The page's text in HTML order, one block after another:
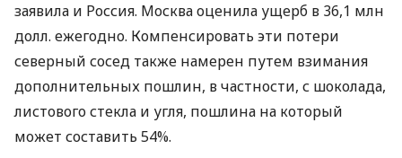
заявила и Россия. Москва оценила ущерб в 36,1 млн
долл. ежегодно. Компенсировать эти потери
северный сосед также намерен путем взимания
дополнительных пошлин, в частности, с шоколада,
листового стекла и угля, пошлина на который
может составить 54%.